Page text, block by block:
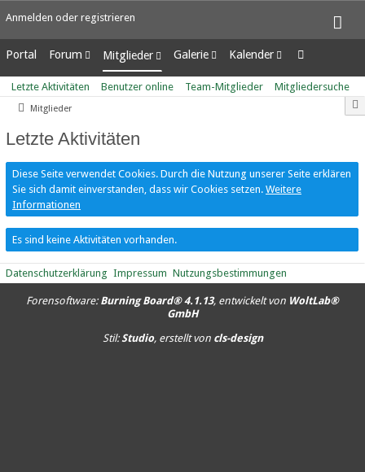
Anmelden oder registrieren
Portal Forum
Unerledigte Themen
Mitglieder
Letzte Aktivitäten
Benutzer online
Mitgliedersuche
Galerie
Alben
Bilder
Kalender
Wochenansicht
Tagesansicht
Letzte Aktivitäten Benutzer online Team-Mitglieder Mitgliedersuche
Mitglieder
Letzte Aktivitäten
Diese Seite verwendet Cookies. Durch die Nutzung unserer Seite erklären
Sie sich damit einverstanden, dass wir Cookies setzen. Weitere
Informationen
Es sind keine Aktivitäten vorhanden.
Datenschutzerklärung Impressum Nutzungsbestimmungen
Forensoftware: Burning Board® 4.1.13, entwickelt von WoltLab®
GmbH
Stil:Studio, erstellt von cls-design